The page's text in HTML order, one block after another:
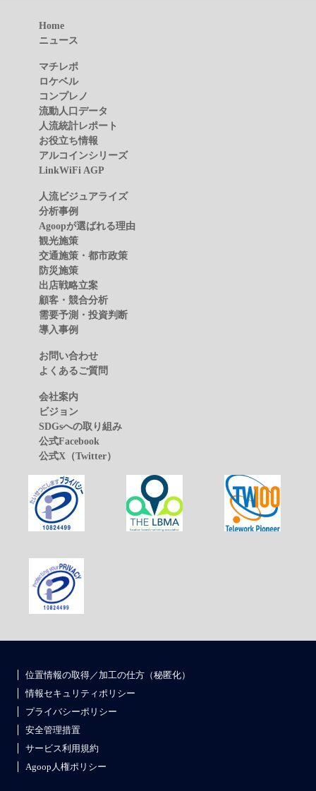
Home
ニュース
マチレポ
ロケベル
コンプレノ
流動人口データ
人流統計レポート
お役立ち情報
アルコインシリーズ
LinkWiFi AGP
人流ビジュアライズ
分析事例
Agoopが選ばれる理由
観光施策
交通施策・都市政策
防災施策
出店戦略立案
顧客・競合分析
需要予測・投資判断
導入事例
お問い合わせ
よくあるご質問
会社案内
ビジョン
SDGsへの取り組み
公式Facebook
公式X（Twitter）
位置情報の取得／加工の仕方（秘匿化）
情報セキュリティポリシー
プライバシーポリシー
安全管理措置
サービス利用規約
Agoop人権ポリシー